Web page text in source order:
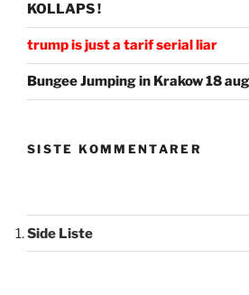
KOLLAPS !
trump is just a tarif serial liar
Bungee Jumping in Krakow 18
SISTE KOMMENTARER
Side Liste